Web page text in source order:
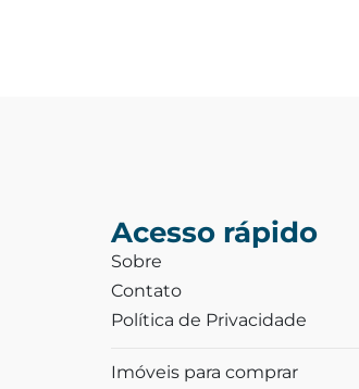
Acesso rápido
Sobre
Contato
Política de Privacidade
Imóveis para comprar